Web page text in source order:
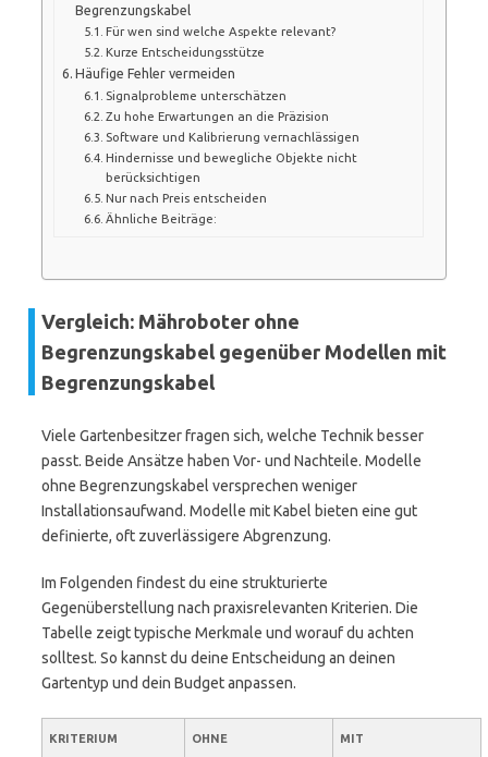
Begrenzungskabel
Für wen sind welche Aspekte relevant?
Kurze Entscheidungsstütze
Häufige Fehler vermeiden
Signalprobleme unterschätzen
Zu hohe Erwartungen an die Präzision
Software und Kalibrierung vernachlässigen
Hindernisse und bewegliche Objekte nicht
berücksichtigen
Nur nach Preis entscheiden
Ähnliche Beiträge:
Vergleich: Mähroboter ohne
Begrenzungskabel gegenüber Modellen mit
Begrenzungskabel
Viele Gartenbesitzer fragen sich, welche Technik besser
passt. Beide Ansätze haben Vor- und Nachteile. Modelle
ohne Begrenzungskabel versprechen weniger
Installationsaufwand. Modelle mit Kabel bieten eine gut
definierte, oft zuverlässigere Abgrenzung.
Im Folgenden findest du eine strukturierte
Gegenüberstellung nach praxisrelevanten Kriterien. Die
Tabelle zeigt typische Merkmale und worauf du achten
solltest. So kannst du deine Entscheidung an deinen
Gartentyp und dein Budget anpassen.
KRITERIUM
OHNE
MIT